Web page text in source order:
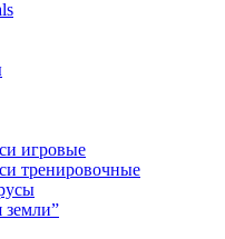
игровые
тренировочные
земли”